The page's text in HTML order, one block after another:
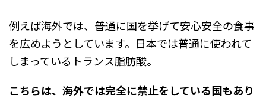
例えば海外では、普通に国を挙げて安心安全の食事
を広めようとしています。日本では普通に使われて
しまっているトランス脂肪酸。
こちらは、海外では完全に禁止をしている国もあり